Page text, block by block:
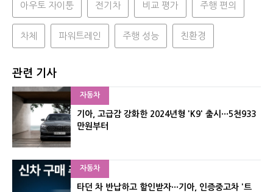
아우토 자이퉁 전기차 비교 평가 주행 편의
차체 파워트레인 주행 성능 친환경
관련 기사
자동차
기아, 고급감 강화한 2024년형 'K9' 출시···5천933
만원부터
자동차
타던 차 반납하고 할인받자···기아, 인증중고차 '트